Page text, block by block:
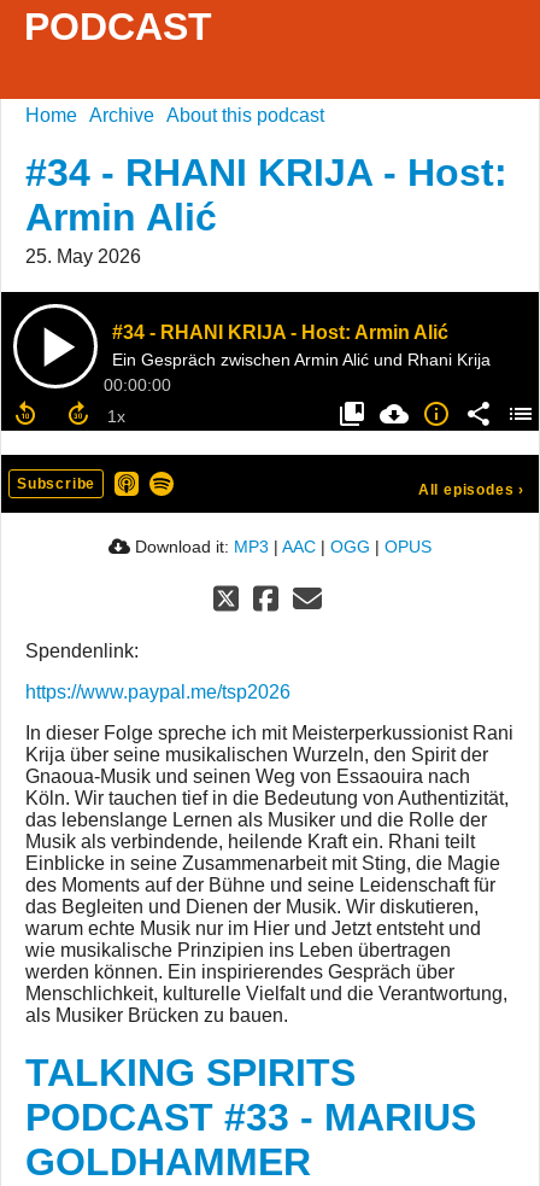
PODCAST
Home Archive About this podcast
#34 - RHANI KRIJA - Host:
Armin Alić
25. May 2026
#34 - RHANI KRIJA - Host: Armin Alić
Ein Gespräch zwischen Armin Alić und Rhani Krija
00:00:00
Subscribe All episodes ›
Download it: MP3 | AAC | OGG | OPUS
Spendenlink:
https://www.paypal.me/tsp2026
In dieser Folge spreche ich mit Meisterperkussionist Rani
Krija über seine musikalischen Wurzeln, den Spirit der
Gnaoua-Musik und seinen Weg von Essaouira nach
Köln. Wir tauchen tief in die Bedeutung von Authentizität,
das lebenslange Lernen als Musiker und die Rolle der
Musik als verbindende, heilende Kraft ein. Rhani teilt
Einblicke in seine Zusammenarbeit mit Sting, die Magie
des Moments auf der Bühne und seine Leidenschaft für
das Begleiten und Dienen der Musik. Wir diskutieren,
warum echte Musik nur im Hier und Jetzt entsteht und
wie musikalische Prinzipien ins Leben übertragen
werden können. Ein inspirierendes Gespräch über
Menschlichkeit, kulturelle Vielfalt und die Verantwortung,
als Musiker Brücken zu bauen.
TALKING SPIRITS
PODCAST #33 - MARIUS
GOLDHAMMER